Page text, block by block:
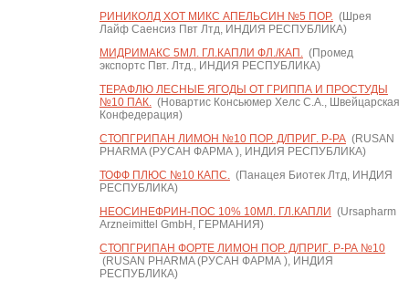
РИНИКОЛД ХОТ МИКС АПЕЛЬСИН №5 ПОР.(Шрея
Лайф Саенсиз Пвт Лтд, ИНДИЯ РЕСПУБЛИКА)
МИДРИМАКС 5МЛ. ГЛ.КАПЛИ ФЛ./КАП.(Промед
экспортс Пвт. Лтд., ИНДИЯ РЕСПУБЛИКА)
ТЕРАФЛЮ ЛЕСНЫЕ ЯГОДЫ ОТ ГРИППА И ПРОСТУДЫ
№10 ПАК.(Новартис Консьюмер Хелс С.А., Швейцарская
Конфедерация)
СТОПГРИПАН ЛИМОН №10 ПОР. Д/ПРИГ. Р-РА(RUSAN
PHARMA (РУСАН ФАРМА ), ИНДИЯ РЕСПУБЛИКА)
ТОФФ ПЛЮС №10 КАПС.(Панацея Биотек Лтд, ИНДИЯ
РЕСПУБЛИКА)
НЕОСИНЕФРИН-ПОС 10% 10МЛ. ГЛ.КАПЛИ (Ursapharm
Arzneimittel GmbH, ГЕРМАНИЯ)
СТОПГРИПАН ФОРТЕ ЛИМОН ПОР. Д/ПРИГ. Р-РА №10
(RUSAN PHARMA (РУСАН ФАРМА ), ИНДИЯ
РЕСПУБЛИКА)